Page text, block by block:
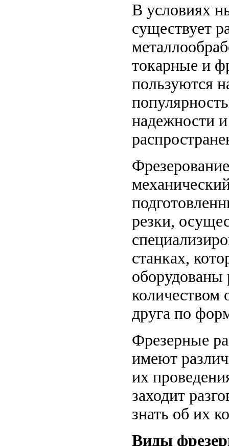
В условиях
существует
токарные и
пользуются
надежности
резки,
станках,
оборудованы
количеством
друга по
Фрезерные
имеют
их
заходит
знать об их
Виды